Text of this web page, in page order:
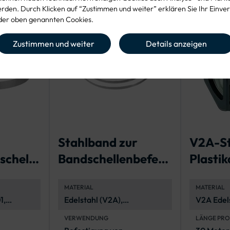
Durch Klicken auf “Zustimmen und weiter” erklären Sie Ihr
oben genannten Cookies.
Zustimmen und weiter Details anzeigen
Stahlband zur
Bandschellenbefesti
MATERIAL
Edelstahl (V2A),
VERWENDUNG
V2A-
MATERIAL
V2A
LÄNGE